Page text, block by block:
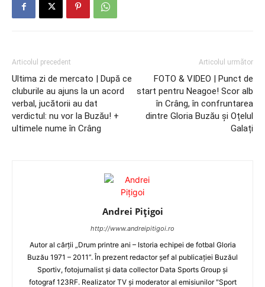
Articolul precedent
Ultima zi de mercato | După ce
cluburile au ajuns la un acord
verbal, jucătorii au dat
verdictul: nu vor la Buzău! +
ultimele nume în Crâng
Articolul următor
FOTO & VIDEO | Punct de
start pentru Neagoe! Scor alb
în Crâng, în confruntarea
dintre Gloria Buzău și Oțelul
Galați
Andrei Pițigoi
http://www.andreipitigoi.ro
Autor al cărţii „Drum printre ani – Istoria echipei de fotbal Gloria
Buzău 1971 – 2011”. În prezent redactor şef al publicaţiei Buzăul
Sportiv, fotojurnalist şi data collector Data Sports Group şi
fotograf 123RF. Realizator TV şi moderator al emisiunilor "Sport